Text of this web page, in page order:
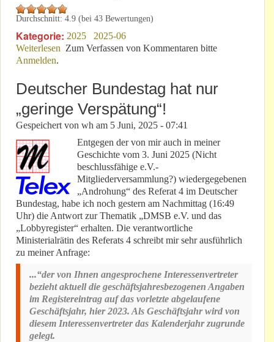
Durchschnitt: 4.9 (bei 43 Bewertungen)
Kategorie: 2025
2025-06
Weiterlesen über Von Frankfurt nach Ironesien am Sarkastischen
Zum Verfassen von Kommentaren bitte
Anmelden.
Deutscher Bundestag hat nur
„geringe Verspätung“!
Gespeichert von wh am 5 Juni, 2025 - 07:41
Entgegen der von mir auch in meiner
Geschichte vom 3. Juni 2025 (Nicht
beschlussfähige e.V.-
Mitgliederversammlung?) wiedergegebenen
„Androhung“ des Referat 4 im Deutscher
Bundestag, habe ich noch gestern am Nachmittag (16:49
Uhr) die Antwort zur Thematik „DMSB e.V. und das
„Lobbyregister“ erhalten. Die verantwortliche
Ministerialrätin des Referats 4 schreibt mir sehr ausführlich
zu meiner Anfrage:
...“der von Ihnen angesprochene Interessenvertreter
bezieht aktuell die geschäftsjahresbezogenen Angaben
im Registereintrag auf das vorletzte abgelaufene
Geschäftsjahr, hier 2023. Als Geschäftsjahr wird von
diesem Interessenvertreter das Kalenderjahr zugrunde
gelegt.